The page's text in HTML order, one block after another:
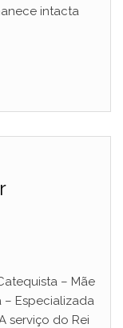
intacta
– Mãe
Especializada
serviço do Rei